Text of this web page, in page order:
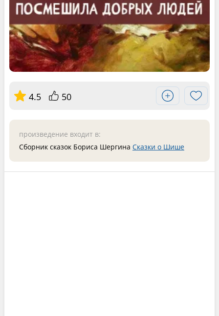
4.5 50
произведение входит в:
Сборник сказок Бориса Шергина Сказки о Шише